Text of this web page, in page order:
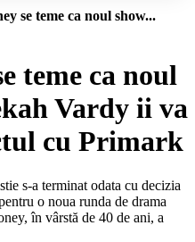
se teme ca noul show...
teme ca noul
Vardy ii va
cu Primark
s-a terminat odata cu decizia
o noua runda de drama
în vârstă de 40 de ani, a